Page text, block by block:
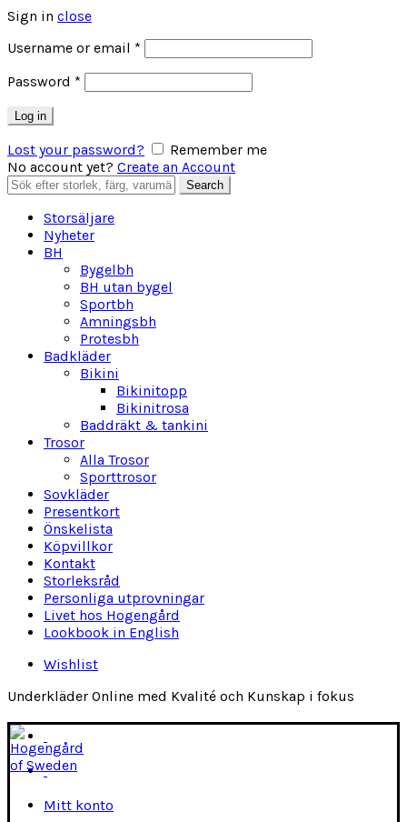
Sign in close
Username or email *
Password *
Log in
Lost your password?
Remember me
No account yet? Create an Account
Search
for:
Search
Storsäljare
Nyheter
BH
Bygelbh
BH utan bygel
Sportbh
Amningsbh
Protesbh
Badkläder
Bikini
Bikinitopp
Bikinitrosa
Baddräkt & tankini
Trosor
Alla Trosor
Sporttrosor
Sovkläder
Presentkort
Önskelista
Köpvillkor
Kontakt
Storleksråd
Personliga utprovningar
Livet hos Hogengård
Lookbook in English
Wishlist
Underkläder Online med Kvalité och Kunskap i fokus
Mitt konto